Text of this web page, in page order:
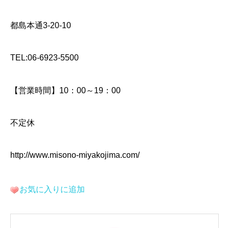
都島本通3-20-10
TEL:06-6923-5500
【営業時間】10：00～19：00
不定休
http://www.misono-miyakojima.com/
お気に入りに追加